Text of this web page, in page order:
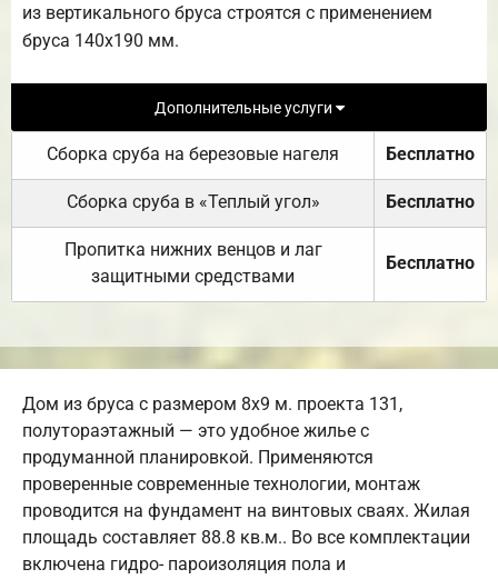
из вертикального бруса строятся с применением
бруса 140х190 мм.
Дополнительные услуги
Сборка сруба на березовые нагеля Бесплатно
Сборка сруба в «Теплый угол» Бесплатно
Пропитка нижних венцов и лаг
защитными средствами
Бесплатно
Дом из бруса с размером 8х9 м. проекта 131,
полутораэтажный — это удобное жилье с
продуманной планировкой. Применяются
проверенные современные технологии, монтаж
проводится на фундамент на винтовых сваях. Жилая
площадь составляет 88.8 кв.м.. Во все комплектации
включена гидро- пароизоляция пола и